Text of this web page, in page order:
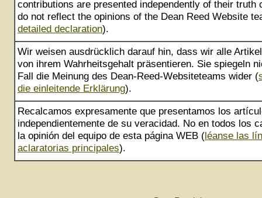
contributions are presented independently of their truth
do not reflect the opinions of the Dean Reed Website
detailed declaration).
Wir weisen ausdrücklich darauf hin, dass wir alle
von ihrem Wahrheitsgehalt präsentieren. Sie spiegeln
Fall die Meinung des Dean-Reed-Websiteteams wider (
die einleitende Erklärung).
Recalcamos expresamente que presentamos los
independientemente de su veracidad. No en todos los
la opinión del equipo de esta página WEB (léanse las
aclaratorias principales).